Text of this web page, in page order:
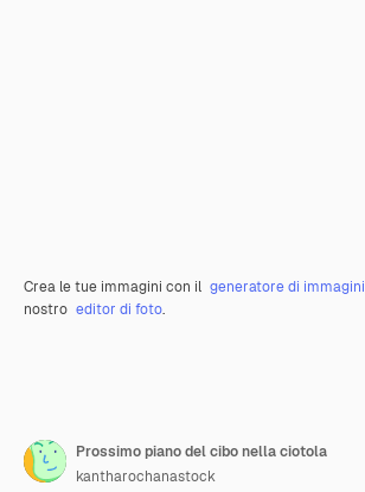
Crea le tue immagini con il generatore di immagini
nostro editor di foto.
Prossimo piano del cibo nella ciotola
kantharochanastock